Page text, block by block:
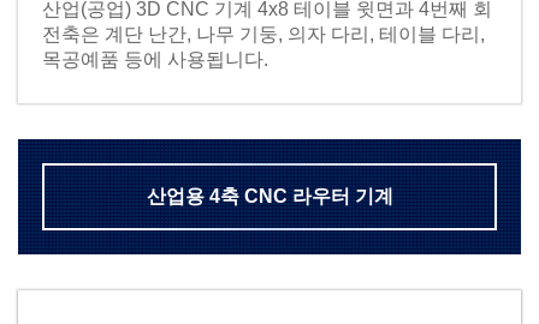
산업(공업) 3D CNC 기계 4x8 테이블 윗면과 4번째 회
전축은 계단 난간, 나무 기둥, 의자 다리, 테이블 다리,
목공예품 등에 사용됩니다.
산업용 4축 CNC 라우터 기계